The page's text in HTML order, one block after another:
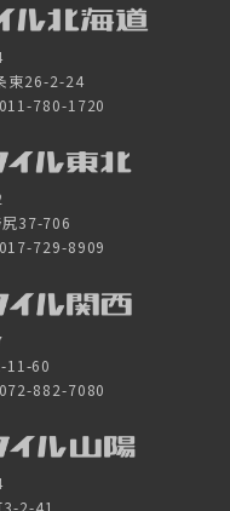
東26-2-24
780-1720
37-706
729-8909
11-60
882-7080